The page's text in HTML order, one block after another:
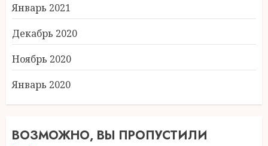
Январь 2021
Декабрь 2020
Ноябрь 2020
Январь 2020
ВОЗМОЖНО, ВЫ ПРОПУСТИЛИ